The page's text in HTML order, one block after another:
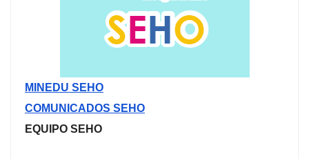
MINEDU SEHO
COMUNICADOS SEHO
EQUIPO SEHO